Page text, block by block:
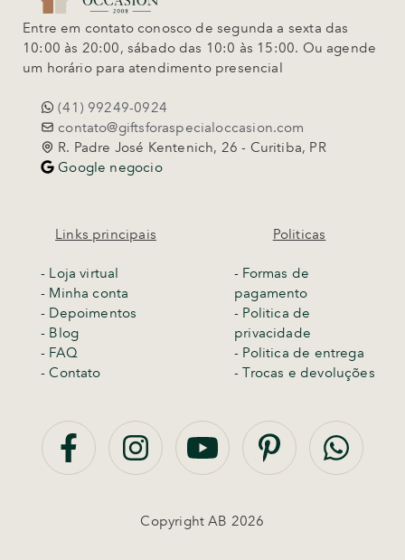
Entre em contato conosco de segunda a sexta das
10:00 às 20:00, sábado das 10:0 às 15:00. Ou agende
um horário para atendimento presencial
(41) 99249-0924
contato@giftsforaspecialoccasion.com
R. Padre José Kentenich, 26 - Curitiba, PR
Google negocio
Links principais
- Loja virtual
- Minha conta
- Depoimentos
- Blog
- FAQ
- Contato
Politicas
- Formas de
pagamento
- Politica de
privacidade
- Politica de entrega
-Trocas e devoluções
Copyright AB 2026